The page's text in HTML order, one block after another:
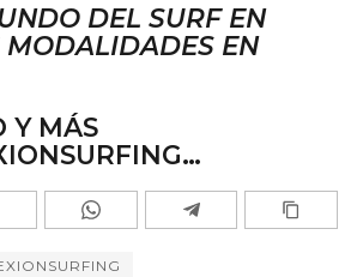
DEL SURF EN
MODALIDADES EN
Y MÁS